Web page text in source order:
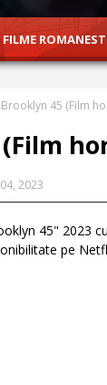
FILME
Brooklyn 45 (Film
2023
45" 2023
pe